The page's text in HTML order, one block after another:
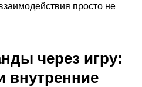
просто не
через игру:
внутренние